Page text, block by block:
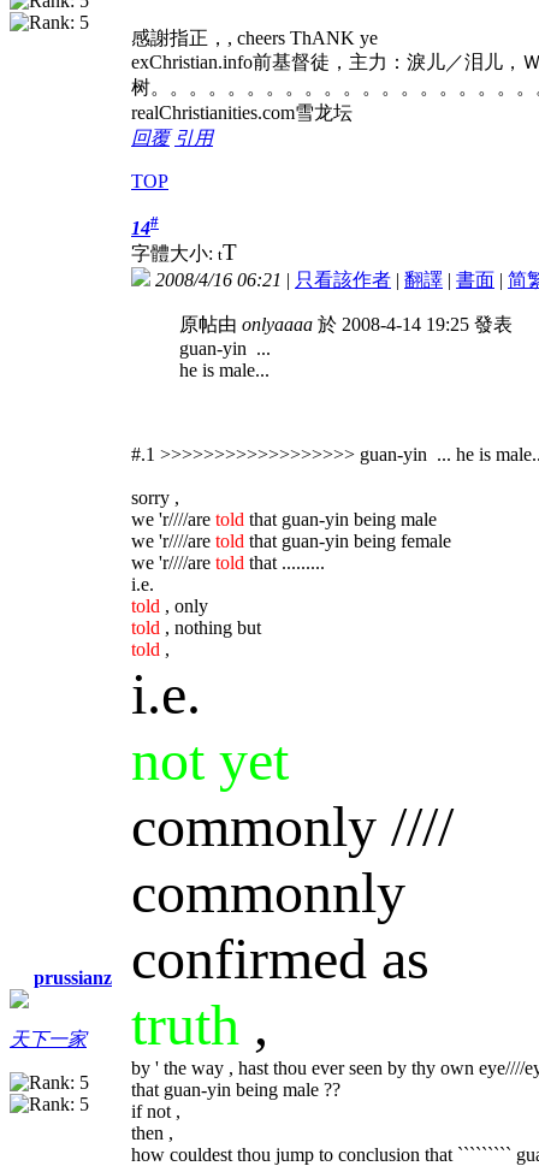
感謝指正， , cheers ThANK ye
exChristian.info前基督徒，主力：淚儿／泪儿，
树。。。。。。。。。。。。。。。。。。。
realChristianities.com雪龙坛
回覆 引用
TOP
prussianz
天下一家
14#
字體大小: tT
2008/4/16 06:21 | 只看該作者 | 翻譯 | 書面 | 简
原帖由 onlyaaaa 於 2008-4-14 19:25 發表
guan-yin ...
he is male...
#.1 >>>>>>>>>>>>>>>>>> guan-yin ... he is
sorry ,
we 'r////are told that guan-yin being male
we 'r////are told that guan-yin being female
we 'r////are told that .........
i.e.
told , only
told , nothing but
told ,
i.e.
not yet
commonly ////
commonnly
confirmed as
truth ,
by ' the way , hast thou ever seen by thy own eye////
that guan-yin being male ??
if not ,
then ,
how couldest thou jump to conclusion that `````````